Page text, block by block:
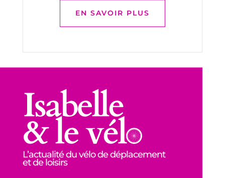
EN SAVOIR PLUS
L’actualité du vélo de déplacement
et de loisirs